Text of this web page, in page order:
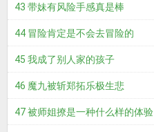
43 带妹有风险手感真是棒
44 冒险肯定是不会去冒险的
45 我成了别人家的孩子
46 魔九被斩郑拓乐极生悲
47 被师姐撩是一种什么样的体验